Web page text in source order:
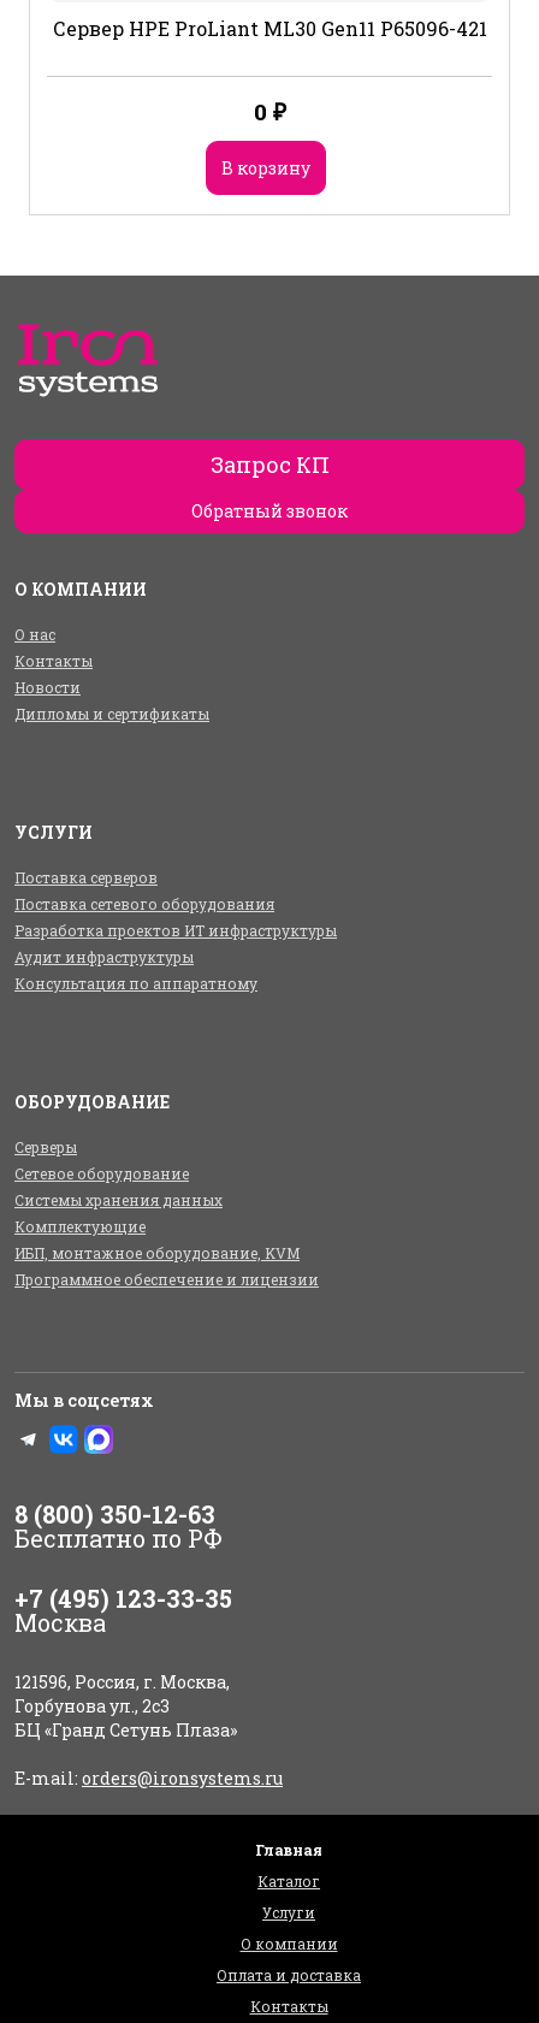
Сервер HPE ProLiant ML30 Gen11 P65096-421
0 ₽
В корзину
Запрос КП
Обратный звонок
О КОМПАНИИ
О нас
Контакты
Новости
Дипломы и сертификаты
УСЛУГИ
Поставка серверов
Поставка сетевого оборудования
Разработка проектов ИТ инфраструктуры
Аудит инфраструктуры
Консультация по аппаратному
ОБОРУДОВАНИЕ
Серверы
Сетевое оборудование
Системы хранения данных
Комплектующие
ИБП, монтажное оборудование, KVM
Программное обеспечение и лицензии
Мы в соцсетях
8 (800) 350-12-63
Бесплатно по РФ
+7 (495) 123-33-35
Москва
121596, Россия, г. Москва,
Горбунова ул., 2с3
БЦ «Гранд Сетунь Плаза»
E-mail: orders@ironsystems.ru
Главная
Каталог
Услуги
О компании
Оплата и доставка
Контакты